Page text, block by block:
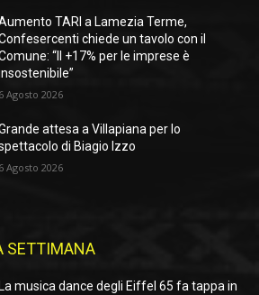
TARI a Lamezia Terme,
chiede un tavolo con il
“Il +17% per le imprese è
6 Agosto 2026
attesa a Villapiana per lo
di Biagio Izzo
6 Agosto 2026
SETTIMANA
La musica dance degli Eiffel 65 fa tappa in